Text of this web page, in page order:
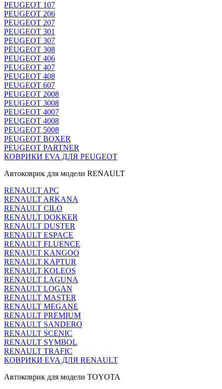
PEUGEOT 107
PEUGEOT 206
PEUGEOT 207
PEUGEOT 301
PEUGEOT 307
PEUGEOT 308
PEUGEOT 406
PEUGEOT 407
PEUGEOT 408
PEUGEOT 607
PEUGEOT 2008
PEUGEOT 3008
PEUGEOT 4007
PEUGEOT 4008
PEUGEOT 5008
PEUGEOT BOXER
PEUGEOT PARTNER
КОВРИКИ EVA ДЛЯ PEUGEOT
Автоковрик для модели RENAULT
RENAULT APC
RENAULT ARKANA
RENAULT CILO
RENAULT DOKKER
RENAULT DUSTER
RENAULT ESPACE
RENAULT FLUENCE
RENAULT KANGOO
RENAULT KAPTUR
RENAULT KOLEOS
RENAULT LAGUNA
RENAULT LOGAN
RENAULT MASTER
RENAULT MEGANE
RENAULT PREMIUM
RENAULT SANDERO
RENAULT SCENIC
RENAULT SYMBOL
RENAULT TRAFIC
КОВРИКИ EVA ДЛЯ RENAULT
Автоковрик для модели TOYOTA